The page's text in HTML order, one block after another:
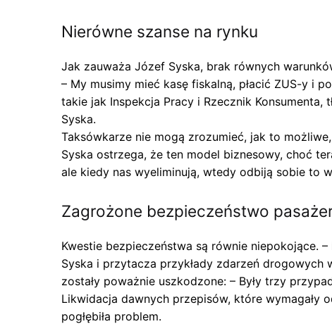
Nierówne szanse na rynku
Jak zauważa Józef Syska, brak równych
– My musimy mieć kasę fiskalną, płacić ZUS-y i
takie jak Inspekcja Pracy i Rzecznik
Syska.
Taksówkarze nie mogą zrozumieć, jak to
Syska ostrzega, że ten model biznesowy, choć
ale kiedy nas wyeliminują, wtedy odbiją sobie to
Zagrożone bezpieczeństwo
Kwestie bezpieczeństwa są równie niepokojące.
Syska i przytacza przykłady zdarzeń
zostały poważnie uszkodzone: – Były trzy
Likwidacja dawnych przepisów, które
pogłębiła problem.